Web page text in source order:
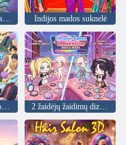
Monstrų šukuosenos perdarymas Indijos mados suknelė
Anime berniukų puošmenų žaidimas